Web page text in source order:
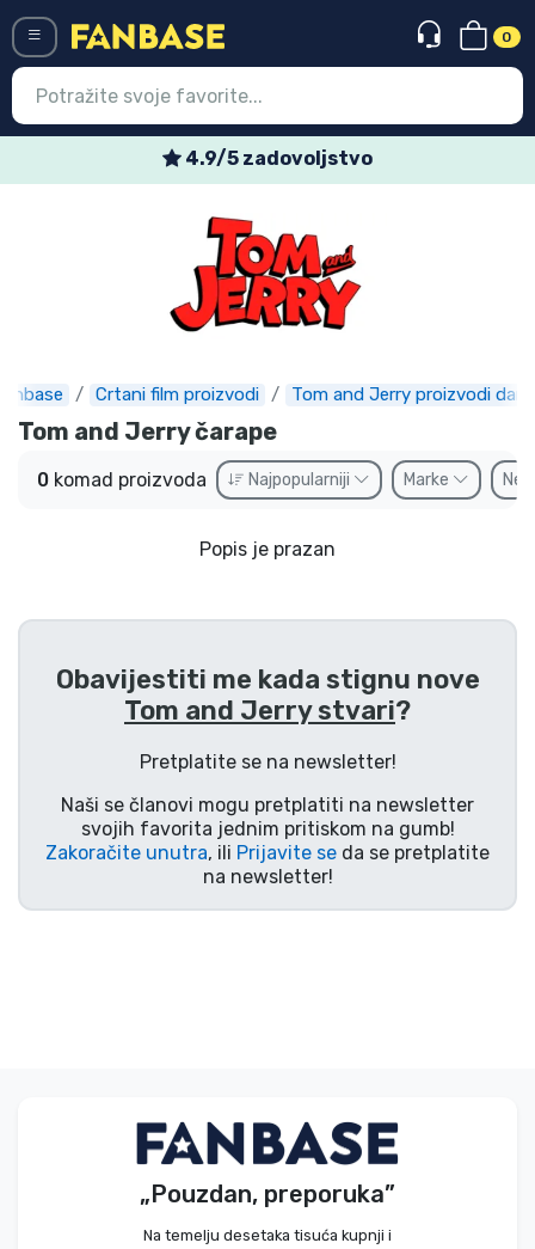
0
4.9/5 zadovoljstvo
Crtani film proizvodi Tom and Jerry proizvodi
Tom and Jerry čarape
0 komad proizvoda Najpopularniji Marke Ne
Popis je prazan
Obavijestiti me kada stignu nove
Tom and Jerry stvari?
Pretplatite se na newsletter!
Naši se članovi mogu pretplatiti na newsletter
svojih favorita jednim pritiskom na gumb!
Zakoračite unutra, ili Prijavite se da se pretplatite
na newsletter!
„Pouzdan, preporuka”
Na temelju desetaka tisuća kupnji i
Najnovije proizvodi
Ekspresna dostava
Prednarudžbe
Outlet proizvodi
Dostava i plaćanje
TV serija proizvodi
Film proizvodi
Crtani proizvodi
Anime proizvodi
Gamer proizvodi